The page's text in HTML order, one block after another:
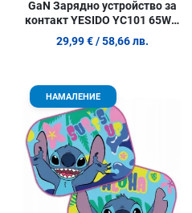
GaN Зарядно устройство за
контакт YESIDO YC101 65W с
три порта
29,99 € / 58,66 лв.
Добави в любими
Сравни продукт
Quick View
НАМАЛЕНИЕ